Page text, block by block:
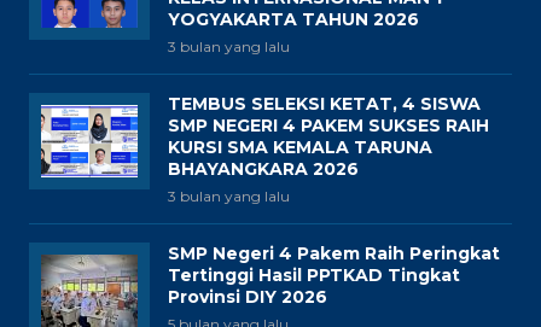
YOGYAKARTA TAHUN 2026
3 bulan yang lalu
TEMBUS SELEKSI KETAT, 4 SISWA
SMP NEGERI 4 PAKEM SUKSES RAIH
KURSI SMA KEMALA TARUNA
BHAYANGKARA 2026
3 bulan yang lalu
SMP Negeri 4 Pakem Raih Peringkat
Tertinggi Hasil PPTKAD Tingkat
Provinsi DIY 2026